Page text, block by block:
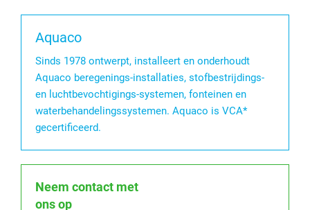
Aquaco
Sinds 1978 ontwerpt, installeert en onderhoudt
Aquaco beregenings-installaties, stofbestrijdings-
en luchtbevochtigings-systemen, fonteinen en
waterbehandelingssystemen. Aquaco is VCA*
gecertificeerd.
Neem contact met
ons op